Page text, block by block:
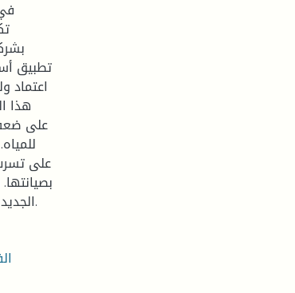
تطبيق
على
على
الجديدة، غير أنه مازال الكثير لفعله للنهوض بقطاع الموارد المائية في الجزائر.